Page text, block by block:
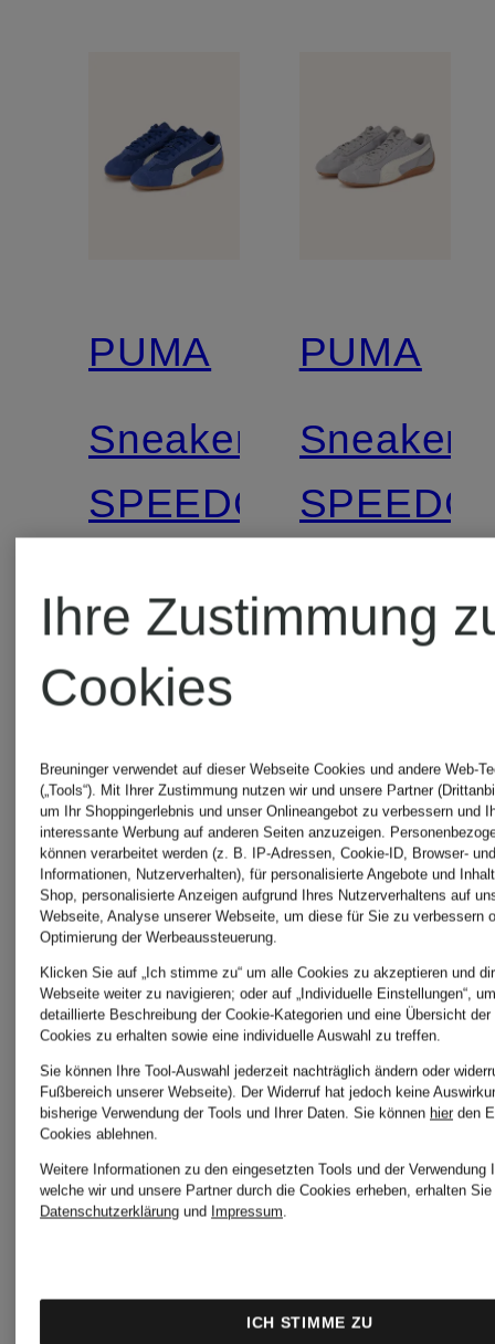
PUMA
Sneaker
SPEEDCAT
75,99 €
Bestpreis:
Ursprünglich:
109,95 €
PUMA
Sneaker
54,99 €
109,95 €
Ihre Zustimmung
Cookies
Breuninger verwendet auf dieser Webseite Cookies und andere Web-
(„Tools“). Mit Ihrer Zustimmung nutzen wir und unsere Partner
um Ihr Shoppingerlebnis und unser Onlineangebot zu verbessern und
interessante Werbung auf anderen Seiten anzuzeigen.
können verarbeitet werden (z. B. IP-Adressen, Cookie-ID, Browser-
Informationen, Nutzerverhalten), für personalisierte Angebote und
Shop, personalisierte Anzeigen aufgrund Ihres Nutzerverhaltens auf
Webseite, Analyse unserer Webseite, um diese für Sie zu verbessern
Optimierung der Werbeaussteuerung.
Klicken Sie auf „Ich stimme zu“ um alle Cookies zu akzeptieren und
Webseite weiter zu navigieren; oder auf „Individuelle Einstellungen“,
detaillierte Beschreibung der Cookie-Kategorien und eine Übersicht
Cookies zu erhalten sowie eine individuelle Auswahl zu treffen.
Sie können Ihre Tool-Auswahl jederzeit nachträglich ändern oder
Fußbereich unserer Webseite). Der Widerruf hat jedoch keine
bisherige Verwendung der Tools und Ihrer Daten. Sie können hier den
Cookies ablehnen.
Weitere Informationen zu den eingesetzten Tools und der Verwendung
welche wir und unsere Partner durch die Cookies erheben, erhalten
Datenschutzerklärung und Impressum.
ICH STIMME ZU